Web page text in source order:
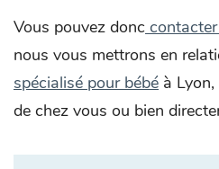
Vous pouvez donc
nous vous mettrons en
spécialisé pour bébé à
de chez vous ou bien